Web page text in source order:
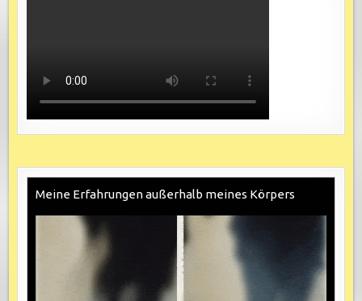
Meine Erfahrungen außerhalb meines Körpers